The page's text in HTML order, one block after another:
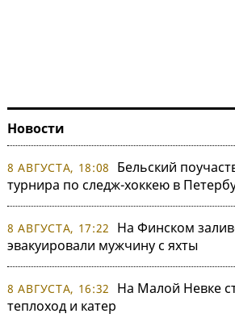
Новости
8 АВГУСТА, 18:08
Бельский
турнира по следж-хоккею в
8 АВГУСТА, 17:22
На Финском
эвакуировали мужчину с яхты
8 АВГУСТА, 16:32
На Малой Невке
теплоход и катер